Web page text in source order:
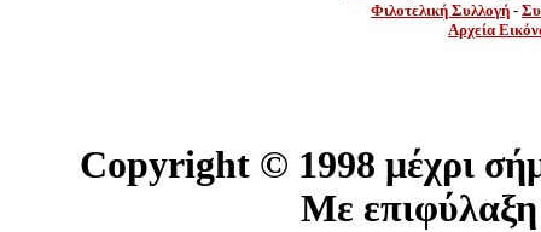
Φιλοτελική Συλλογή -
Αρχεία
Copyright © 1998 μέχρι
Με επιφύλαξη